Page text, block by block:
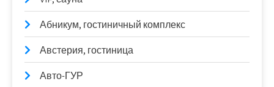
Абникум, гостиничный комплекс
Австерия, гостиница
Авто-ГУР